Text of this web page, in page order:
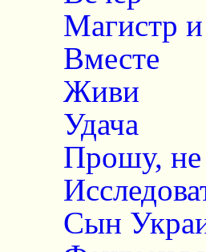
Магистр
Вместе
Живи
Удача
Прошу, не
Сын